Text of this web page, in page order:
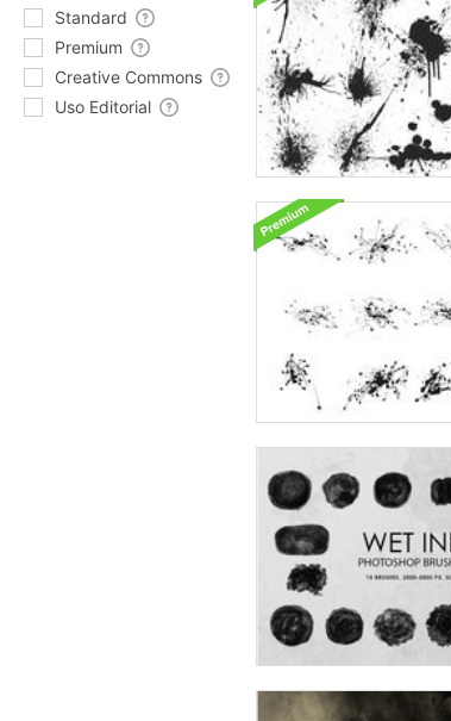
Standard
Premium
Creative Commons
Uso Editorial